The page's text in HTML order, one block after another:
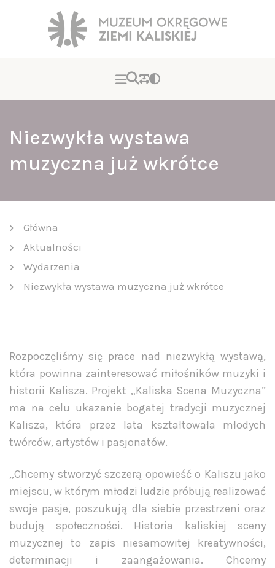
Niezwykła wystawa
muzyczna już wkrótce
Główna
Aktualności
Wydarzenia
Niezwykła wystawa muzyczna już wkrótce
Rozpoczęliśmy się prace nad niezwykłą wystawą,
która powinna zainteresować miłośników muzyki i
historii Kalisza. Projekt „Kaliska Scena Muzyczna”
ma na celu ukazanie bogatej tradycji muzycznej
Kalisza, która przez lata kształtowała młodych
twórców, artystów i pasjonatów.
„Chcemy stworzyć szczerą opowieść o Kaliszu jako
miejscu, w którym młodzi ludzie próbują realizować
swoje pasje, poszukują dla siebie przestrzeni oraz
budują społeczności. Historia kaliskiej sceny
muzycznej to zapis niesamowitej kreatywności,
determinacji i zaangażowania. Chcemy